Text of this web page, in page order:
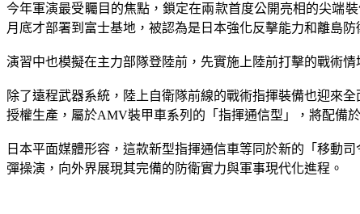
今年軍演最受矚目的焦點，鎖定在兩款首度公開亮相的尖端
月底才部署到富士基地，被認為是日本強化反擊能力和離島
演習中也模擬在主力部隊登陸前，先實施上陸前打擊的戰術
除了遠程武器系統，陸上自衛隊前線的戰術指揮裝備也迎來
授權生產，屬於AMV裝甲車系列的「指揮通信型」，將配備
日本平面媒體形容，這款新型指揮通信車等同於新的「移動
彈操演，向外界展現其完備的防衛實力與軍事現代化進程。